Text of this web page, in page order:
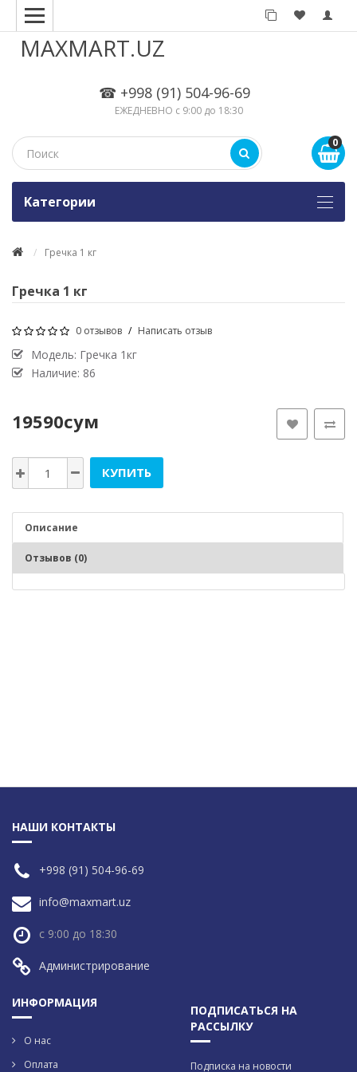
MAXMART.UZ
☎ +998 (91) 504-96-69
ЕЖЕДНЕВНО с 9:00 до 18:30
0
Kатегории
Гречка 1 кг
Гречка 1 кг
0 отзывов / Написать отзыв
Модель: Гречка 1кг
Наличие: 86
19590сум
КУПИТЬ
Описание
Отзывов (0)
НАШИ КОНТАКТЫ
+998 (91) 504-96-69
info@maxmart.uz
с 9:00 до 18:30
Администрирование
ИНФОРМАЦИЯ
О нас
Оплата
ПОДПИСАТЬСЯ НА
РАССЫЛКУ
Подписка на новости